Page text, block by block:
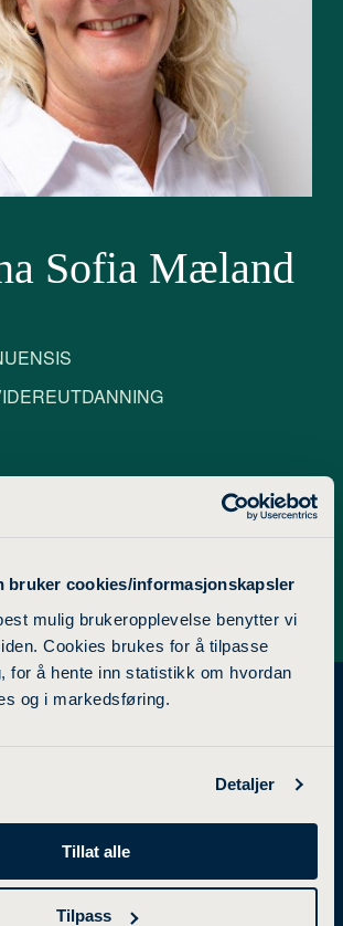
bruker cookies/informasjonskapsler
mulig brukeropplevelse benytter vi
Cookies brukes for å tilpasse
for å hente inn statistikk om hvordan
og i markedsføring.
Detaljer
Tillat alle
Tilpass
Sofia Mæland
Forskningsgrupper